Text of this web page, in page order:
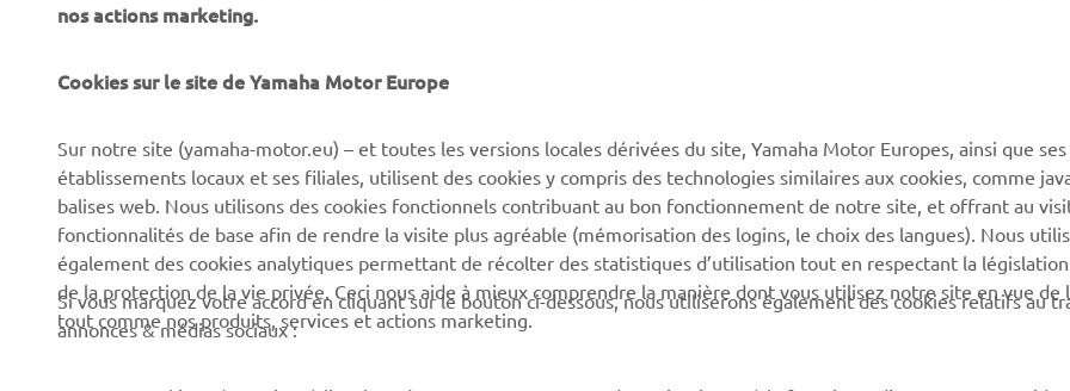
CORPORATE
Découvrez Yamaha
Événements
Press
Yamaha Motor e-brochures
BUSINESS
Systèmes pour vélos
électriques (VAE) Yamaha
Terrains de golf
Premiers intervenants
MyYamaha
Yamaha Music
Yamaha Racing
Yamaha Motor Global
Catalogue des pièces
Réserver un entretien
Réseau Yamaha
Gestion des déchets de
batteries
nos actions marketing.
Cookies sur le site de Yamaha Motor Europe
Sur notre site (yamaha-motor.eu) – et toutes les versions locales dérivées du site, Yamaha Motor Europes, ainsi que ses
établissements locaux et ses filiales, utilisent des cookies y compris des technologies similaires aux cookies, comme
balises web. Nous utilisons des cookies fonctionnels contribuant au bon fonctionnement de notre site, et offrant au
fonctionnalités de base afin de rendre la visite plus agréable (mémorisation des logins, le choix des langues). Nous
également des cookies analytiques permettant de récolter des statistiques d’utilisation tout en respectant la
de la protection de la vie privée. Ceci nous aide à mieux comprendre la manière dont vous utilisez notre site en vue de
tout comme nos produits, services et actions marketing.
Si vous marquez votre accord en cliquant sur le bouton ci-dessous, nous utiliserons également des cookies relatifs au
annonces & médias sociaux :